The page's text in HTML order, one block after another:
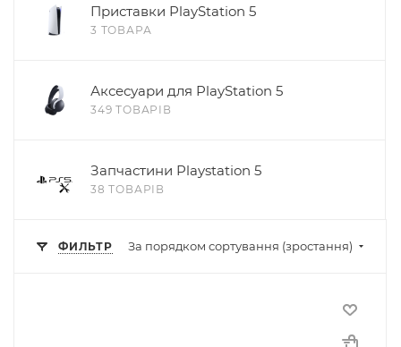
Приставки PlayStation 5
3 ТОВАРА
Аксесуари для PlayStation 5
349 ТОВАРІВ
Запчастини Playstation 5
38 ТОВАРІВ
ФИЛЬТР За порядком сортування (зростання)